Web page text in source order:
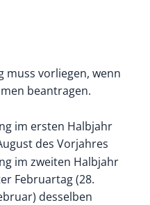
muss vorliegen, wenn
beantragen.
im ersten Halbjahr
des Vorjahres
im zweiten Halbjahr
Februartag (28.
desselben